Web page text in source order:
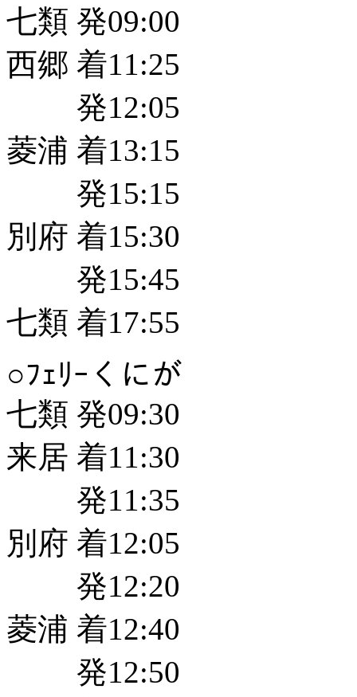
七類 発09:00
西郷 着11:25
発12:05
菱浦 着13:15
発15:15
別府 着15:30
発15:45
七類 着17:55
○ﾌｪﾘｰくにが
七類 発09:30
来居 着11:30
発11:35
別府 着12:05
発12:20
菱浦 着12:40
発12:50